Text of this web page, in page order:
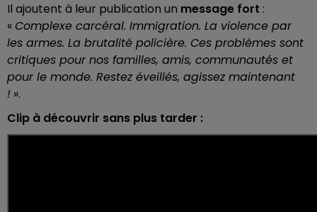
Il ajoutent à leur publication un message fort :
«Complexe carcéral. Immigration. La violence par
les armes. La brutalité policière. Ces problèmes sont
critiques pour nos familles, amis, communautés et
pour le monde. Restez éveillés, agissez maintenant
! ».
Clip à découvrir sans plus tarder :